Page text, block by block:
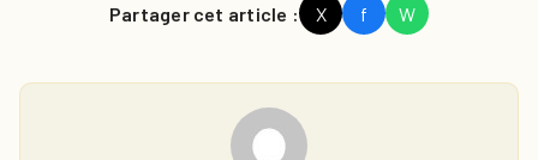
Partager cet article : X f W